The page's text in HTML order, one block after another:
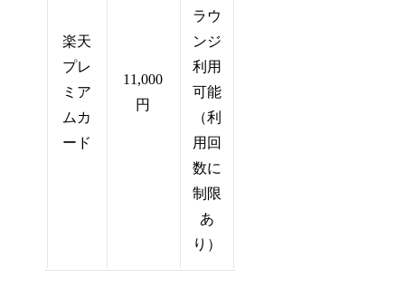
楽天
プレ
ミア
ムカ
ード
11,000
円
ラウ
ンジ
利用
可能
（利
用回
数に
制限
あ
り）